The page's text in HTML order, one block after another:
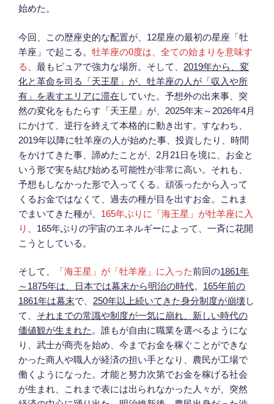
始めた。
今回、この歴座史的な配置が、12星座の最初の星座「牡
羊座」で起こる。 牡羊座の0度は、全ての始まりを意味す
る
、最もピュアで強力な場所。そして、 2019年から、変
化と革命を司る「天王星」が、牡羊座の人が「収入や所
有」を表すエリアに滞在 していた。予想外の出来事、突
然の変化をもたらす「天王星」が、2025年末～2026年4月
にかけて、逆行を終えて本格的に動き出す。すなわち、
2019年以降に牡羊座の人が始めた事、投資したり、時間
をかけてきた事、諦めたことが、2月21日を境に、お金と
いう形で実を結び始める可能性が非常に高い。それも、
予想もしなかった形で入ってくる。頑張ったから入って
くるお金ではなくて、過去の種が目を出すお金。これま
でまいてきた種が、 165年ぶりに「海王星」が牡羊座に入
り
、165年ぶりの宇宙のエネルギーによって、一斉に花開
こうとしている。
そして、 「海王星」が「牡羊座」に入った前回の1861年
～1875年は、日本では幕末から明治の時代。 165年前の
1861年は幕末で、 250年以上続いてきた身分制度が崩壊し
て、 それまでの常識や制度が一気に崩れ、新しい時代の
価値観が生まれた 。誰もが自由に職業を選べるようにな
り、武士が商売を始め、今までお金を稼ぐことができな
かった商人や職人が経済の担い手となり、農民が工場で
働くようになった。才能と努力次第でお金を稼げる社会
が生まれ、これまで表には出られなかった人々が、突然